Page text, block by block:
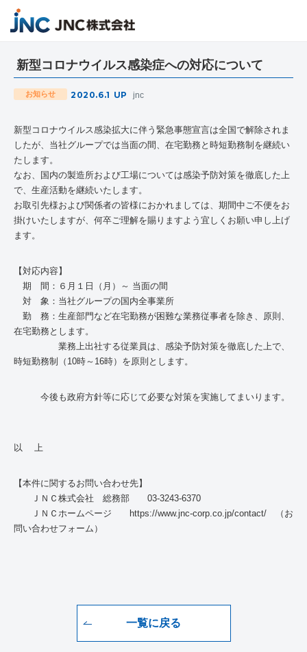
新型コロナウイルス感染症への対応について
お知らせ 2020.6.1 UP jnc
新型コロナウイルス感染拡大に伴う緊急事態宣言は全国で解除されま
したが、当社グループでは当面の間、在宅勤務と時短勤務制を継続い
たします。
なお、国内の製造所および工場については感染予防対策を徹底した上
で、生産活動を継続いたします。
お取引先様および関係者の皆様におかれましては、期間中ご不便をお
掛けいたしますが、何卒ご理解を賜りますよう宜しくお願い申し上げ
ます。
【対応内容】
期 間：６月１日（月）～ 当面の間
対 象：当社グループの国内全事業所
勤 務：生産部門など在宅勤務が困難な業務従事者を除き、原則、
在宅勤務とします。
業務上出社する従業員は、感染予防対策を徹底した上で、
時短勤務制（ 10時～ 16時）を原則とします。
今後も政府方針等に応じて必要な対策を実施してまいります。
以 上
【本件に関するお問い合わせ先】
ＪＮＣ株式会社 総務部 03-3243-6370
ＪＮＣホームページ
https://www.jnc-corp.co.jp/contact/ （お
問い合わせフォーム）
一覧に戻る